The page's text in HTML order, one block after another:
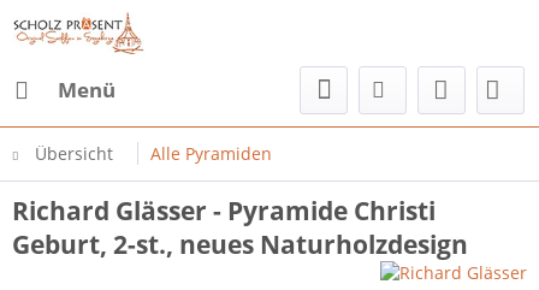
Menü
Übersicht Alle Pyramiden
Richard Glässer - Pyramide Christi
Geburt, 2-st., neues Naturholzdesign